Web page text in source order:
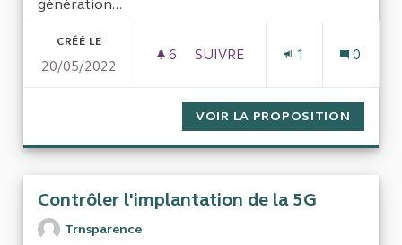
génération...
CRÉÉ LE
20/05/2022
6 6 ABONNÉS
SUIVRE
1 0
VOIR LA PROPOSITION
Contrôler l'implantation de la 5G
Trnsparence